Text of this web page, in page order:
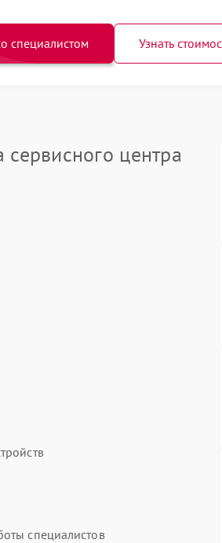
специалистом Узнать
центра
специалистов